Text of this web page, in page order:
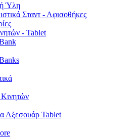
Ύλη
Σταντ - Αφισοθήκες
- Tablet
Αξεσουάρ Tablet